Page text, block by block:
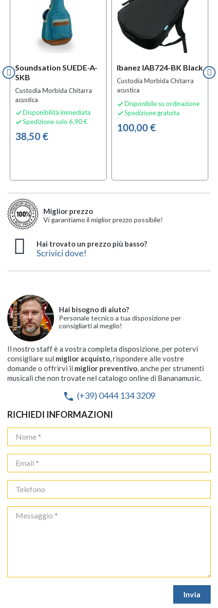
Soundsation SUEDE-A-
SKB
Custodia Morbida Chitarra
acustica
 Disponibilità immediata
 Spedizione solo 6,90 €
38,50 €
Ibanez IAB724-BK Black
Custodia Morbida Chitarra
acustica
 Disponibile su ordinazione
 Spedizione gratuita
100,00 €
Miglior prezzo
Vi garantiamo il miglior prezzo possibile!
Hai trovato un prezzo più basso?
Scrivici dove!
Hai bisogno di aiuto?
Personale tecnico a tua disposizione per
consigliarti al meglio!
Il nostro staff è a vostra completa disposizione, per potervi
consigliare sul miglior acquisto, rispondere alle vostre
domande o offrirvi il miglior preventivo, anche per strumenti
musicali che non trovate nel catalogo online di Bananamusic.
phone (+39) 0444 134 3209
RICHIEDI INFORMAZIONI